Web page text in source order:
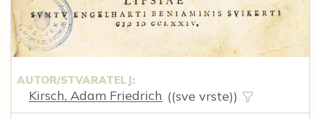
AUTOR/STVARATELJ:
Kirsch, Adam Friedrich ((sve vrste))